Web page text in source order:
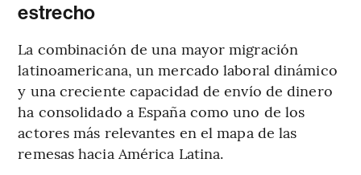
estrecho
La combinación de una mayor migración
latinoamericana, un mercado laboral dinámico
y una creciente capacidad de envío de dinero
ha consolidado a España como uno de los
actores más relevantes en el mapa de las
remesas hacia América Latina.